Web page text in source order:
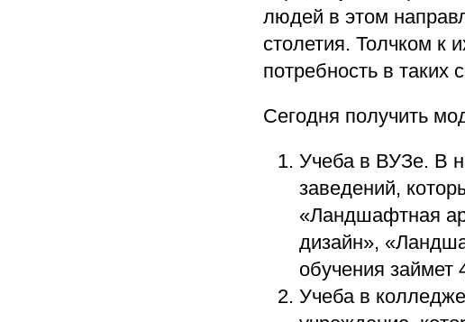
людей в этом
столетия. Толчком к
потребность в таких
Сегодня получить
Учеба в ВУЗе. В
заведений,
«Ландшафтная
дизайн»,
обучения займет
Учеба в